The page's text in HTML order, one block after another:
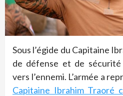
Sous l’égide du Capitaine
de défense et de sécurité
vers l’ennemi. L’armée a
Capitaine Ibrahim Traoré